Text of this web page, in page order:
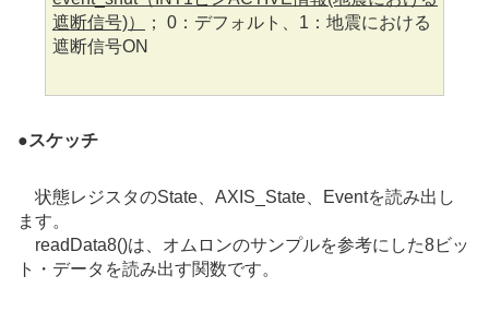
遮断信号)）
； 0：デフォルト、1：地震における
遮断信号ON
●スケッチ
状態レジスタのState、AXIS_State、Eventを読み出し
ます。
readData8()は、オムロンのサンプルを参考にした8ビッ
ト・データを読み出す関数です。